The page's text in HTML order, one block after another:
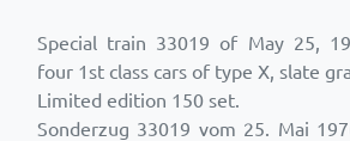
Special train 33019 of May 25,
four 1st class cars of type X, slate
Limited edition 150 set.
Sonderzug 33019 vom 25. Mai